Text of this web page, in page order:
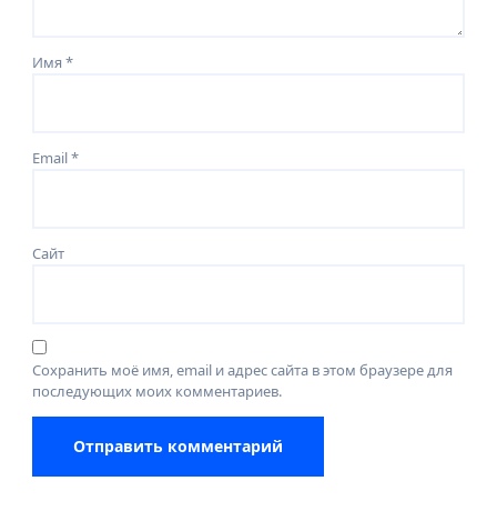
Имя*
Email*
Сайт
Сохранить моё имя, email и адрес сайта в этом браузере для
последующих моих комментариев.